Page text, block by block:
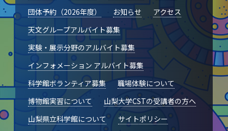
団体予約（2026年度）
お知らせ
アクセス
天文グループアルバイト募集
実験・展示分野のアルバイト募集
インフォメーション アルバイト募集
科学館ボランティア募集
職場体験について
博物館実習について
山梨大学CSTの受講者の方へ
山梨県立科学館について
サイトポリシー